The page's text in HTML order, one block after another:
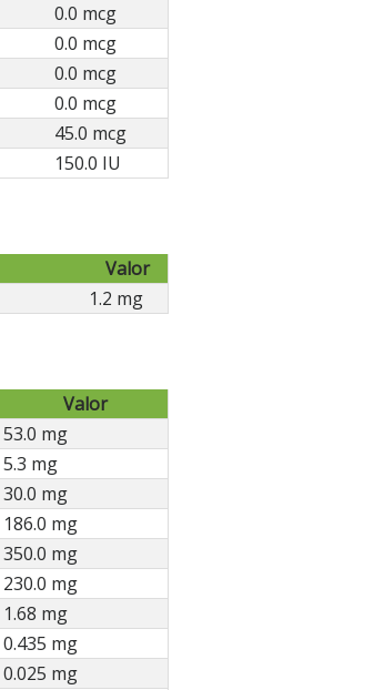
0.0 mcg
0.0 mcg
0.0 mcg
0.0 mcg
45.0 mcg
150.0 IU
Valor
1.2 mg
Valor
53.0 mg
5.3 mg
30.0 mg
186.0 mg
350.0 mg
230.0 mg
1.68 mg
0.435 mg
0.025 mg